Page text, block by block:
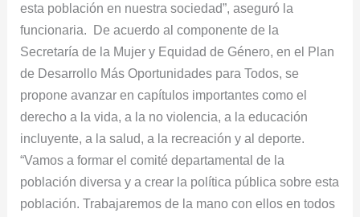
esta población en nuestra sociedad”, aseguró la
funcionaria. De acuerdo al componente de la
Secretaría de la Mujer y Equidad de Género, en el Plan
de Desarrollo Más Oportunidades para Todos, se
propone avanzar en capítulos importantes como el
derecho a la vida, a la no violencia, a la educación
incluyente, a la salud, a la recreación y al deporte.
“Vamos a formar el comité departamental de la
población diversa y a crear la política pública sobre esta
población. Trabajaremos de la mano con ellos en todos